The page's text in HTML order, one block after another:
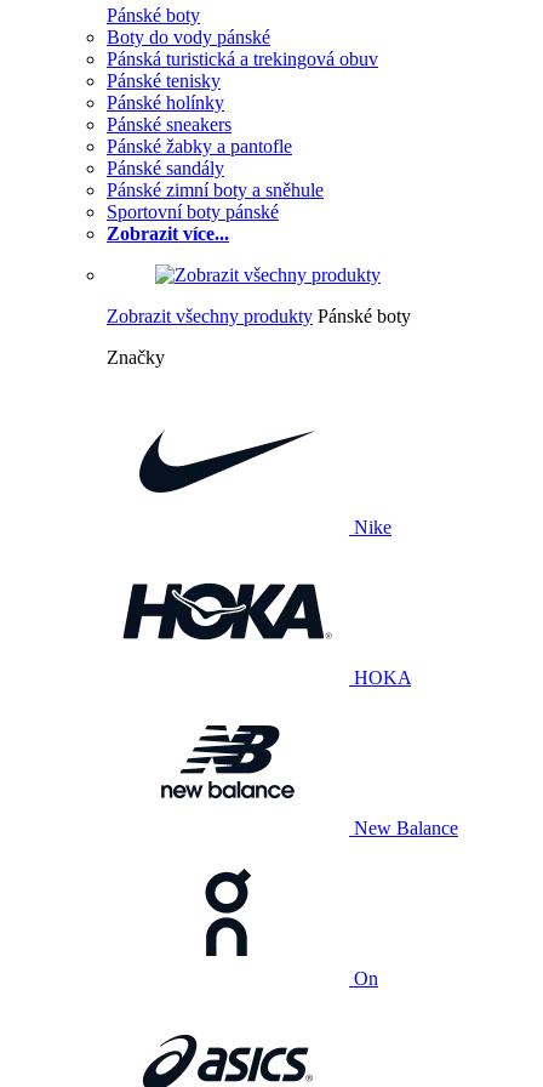
Pánské boty
Boty do vody pánské
Pánská turistická a trekingová obuv
Pánské tenisky
Pánské holínky
Pánské sneakers
Pánské žabky a pantofle
Pánské sandály
Pánské zimní boty a sněhule
Sportovní boty pánské
Zobrazit více...
Zobrazit všechny produkty Pánské boty
Značky
Nike
HOKA
New Balance
On